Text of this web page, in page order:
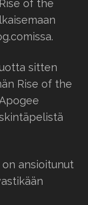
of the
sitten
Rise of the
ansioitunut